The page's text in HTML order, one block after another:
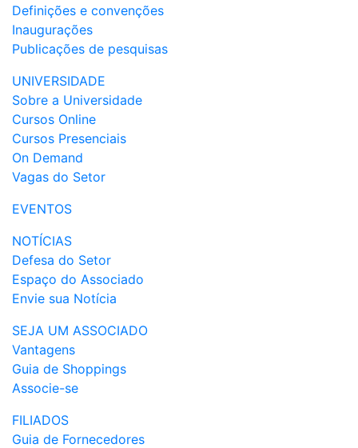
Definições e convenções
Inaugurações
Publicações de pesquisas
UNIVERSIDADE
Sobre a Universidade
Cursos Online
Cursos Presenciais
On Demand
Vagas do Setor
EVENTOS
NOTÍCIAS
Defesa do Setor
Espaço do Associado
Envie sua Notícia
SEJA UM ASSOCIADO
Vantagens
Guia de Shoppings
Associe-se
FILIADOS
Guia de Fornecedores